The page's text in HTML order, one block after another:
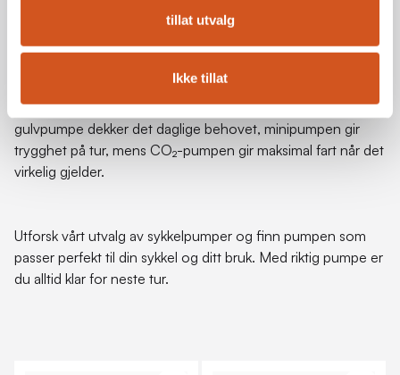
tillat utvalg
Ikke tillat
Oppsummering
Valget mellom gulvpumpe, minipumpe og CO₂-pumpe
handler om bruksområde, ikke bare preferanse. En god
gulvpumpe dekker det daglige behovet, minipumpen gir
trygghet på tur, mens CO₂-pumpen gir maksimal fart når det
virkelig gjelder.
Utforsk vårt utvalg av sykkelpumper og finn pumpen som
passer perfekt til din sykkel og ditt bruk. Med riktig pumpe er
du alltid klar for neste tur.